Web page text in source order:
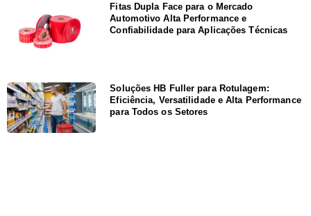
Fitas Dupla Face para o Mercado
Automotivo Alta Performance e
Confiabilidade para Aplicações Técnicas
Soluções HB Fuller para Rotulagem:
Eficiência, Versatilidade e Alta Performance
para Todos os Setores